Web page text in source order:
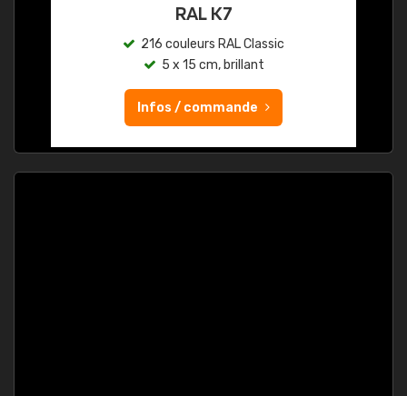
RAL K7
216 couleurs RAL Classic
5 x 15 cm, brillant
Infos / commande